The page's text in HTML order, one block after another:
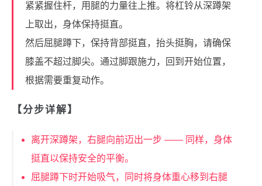
紧紧握住杆，用腿的力量往上推。将杠铃从深蹲架
上取出，身体保持挺直。
然后屈腿蹲下，保持背部挺直，抬头挺胸，请确保
膝盖不超过脚尖。通过脚跟施力，回到开始位置，
根据需要重复动作。
【分步详解】
离开深蹲架，右腿向前迈出一步 —— 同样，身体
挺直以保持安全的平衡。
屈腿蹲下时开始吸气，同时将身体重心移到右腿